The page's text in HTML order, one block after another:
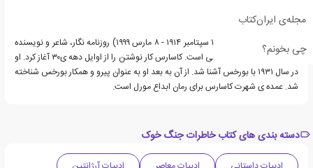
مجله‌ی ایران‌کتاب
چی بخونم؟
آدولفو بیوئی کاسارس (۱۵ سپتامبر ۱۹۱۴ - ۸ مارس ۱۹۹۹) روزنامه نگار، شاعر و نویسنده
ی داستان های علمی تخیلی است. کاسارس کار نوشتن را از اوایل دهه ی۳۰ آغاز کرد. او
در سال ۱۹۳۱ با بورخس آشنا شد. از آن به بعد او به عنوان پیرو و همکار بورخس شناخته
شد. عمده ی شهرت کاسارس برای رمان ابداع مورل است.
دسته بندی های کتاب خاطرات جنگ خوک